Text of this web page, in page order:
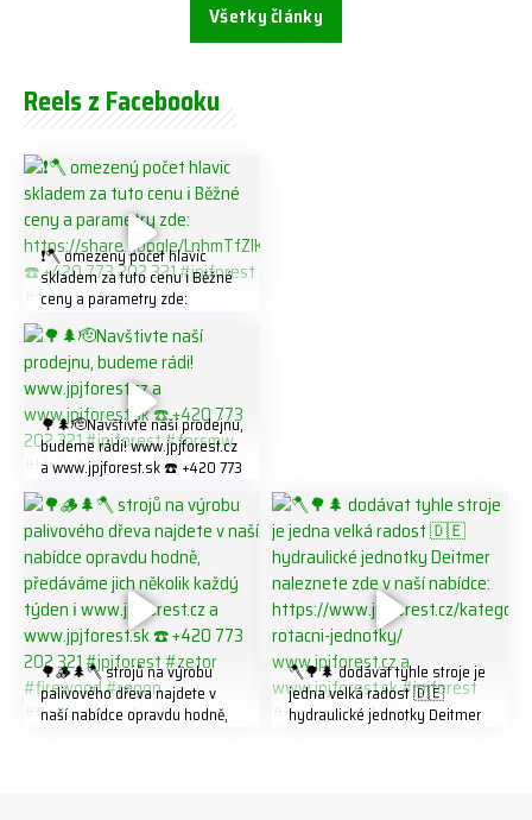
Všetky články
Reels z Facebooku
❗️🪓 omezený počet hlavic
skladem za tuto cenu ℹ️ Běžné
ceny a parametry zde:
https://share.google/LnhmTfZl
K8W5t7i6o ☎️ +420 773 202
321 #jpjforest #forsmw
#firewood #
🌳🌲🫡Navštivte naší prodejnu,
budeme rádi! www.jpjforest.cz
a www.jpjforest.sk ☎️ +420 773
202 321 #jpjforest #forsmw
#biojack #regon #vahvajussi
🌳🪵🌲🪓 strojů na výrobu
palivového dřeva najdete v
naší nabídce opravdu hodně,
🪓🌳🌲 dodávat tyhle stroje je
jedna velká radost 🇩🇪
hydraulické jednotky Deitmer